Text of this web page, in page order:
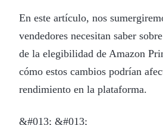
En este artículo, nos
vendedores necesitan saber
de la elegibilidad de Amazon
cómo estos cambios podrían
rendimiento en la plataforma.
&#013; &#013;